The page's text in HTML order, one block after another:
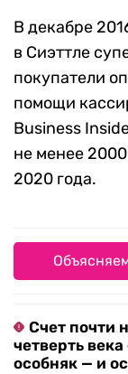
В декабре
в Сиэттле
покупатели
помощи
Business
не менее
2020 года.
Счет почти
четверть
особняк — и